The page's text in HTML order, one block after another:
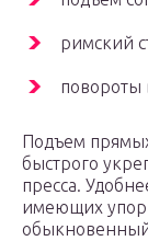
римский
повороты
Подъем
быстрого
пресса.
имеющих
обыкновенный